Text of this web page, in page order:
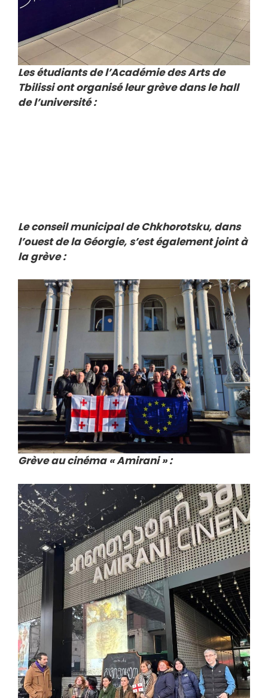
Les étudiants de l’Académie des Arts de
Tbilissi ont organisé leur grève dans le hall
de l’université :
Le conseil municipal de Chkhorotsku, dans
l’ouest de la Géorgie, s’est également joint à
la grève :
Grève au cinéma « Amirani » :